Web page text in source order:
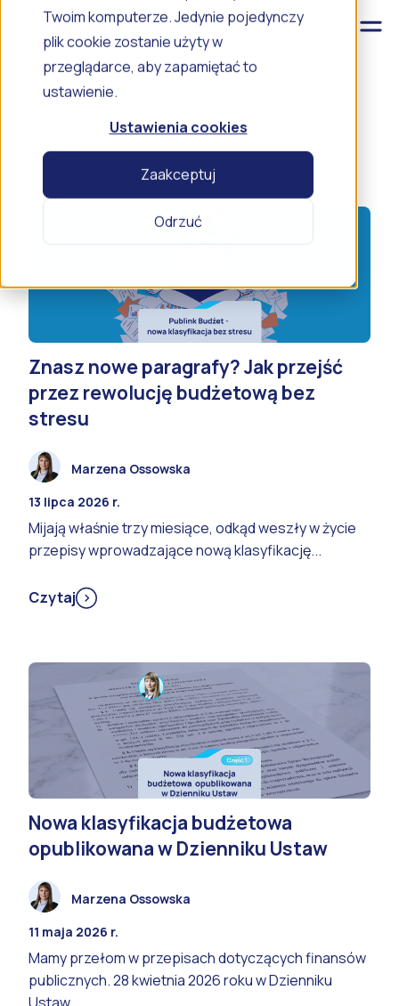
Twoim komputerze. Jedynie pojedynczy
plik cookie zostanie użyty w
przeglądarce, aby zapamiętać to
ustawienie.
Ustawienia cookies
Zaakceptuj
Odrzuć
Blog
Znasz nowe paragrafy? Jak przejść
przez rewolucję budżetową bez
stresu
Marzena Ossowska
13 lipca 2026 r.
Mijają właśnie trzy miesiące, odkąd weszły w życie
przepisy wprowadzające nową klasyfikację...
Czytaj
Nowa klasyfikacja budżetowa
opublikowana w Dzienniku Ustaw
Marzena Ossowska
11 maja 2026 r.
Mamy przełom w przepisach dotyczących finansów
publicznych. 28 kwietnia 2026 roku w Dzienniku